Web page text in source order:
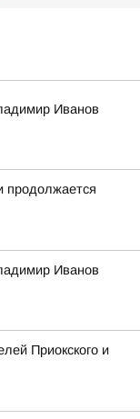
Иванов
продолжается
Иванов
Приокского и